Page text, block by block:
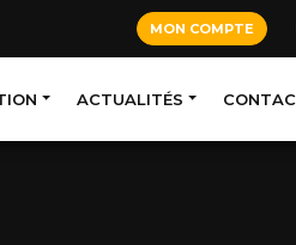
MON COMPTE
ACTUALITÉS